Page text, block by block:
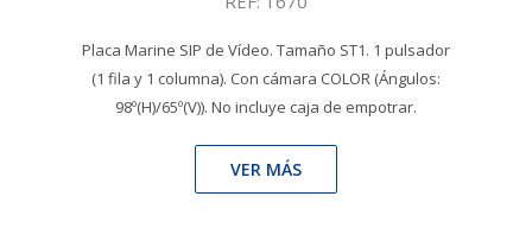
Placa Marine SIP de Vídeo. Tamaño ST1. 1 pulsador
(1 fila y 1 columna). Con cámara COLOR (Ángulos:
98º(H)/65º(V)). No incluye caja de empotrar.
VER MÁS